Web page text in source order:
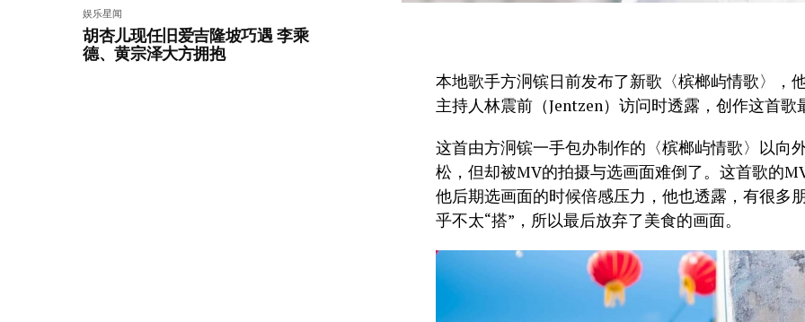
娱乐星闻
胡杏儿现任旧爱吉隆坡巧遇 李乘
德、黄宗泽大方拥抱
本地歌手方泂镔日前发布了新歌〈槟榔屿情歌〉，
主持人林震前（Jentzen）访问时透露，创作这首
这首由方泂镔一手包办制作的〈槟榔屿情歌〉以向
松，但却被MV的拍摄与选画面难倒了。这首歌的
他后期选画面的时候倍感压力，他也透露，有很多
乎不太“搭”，所以最后放弃了美食的画面。